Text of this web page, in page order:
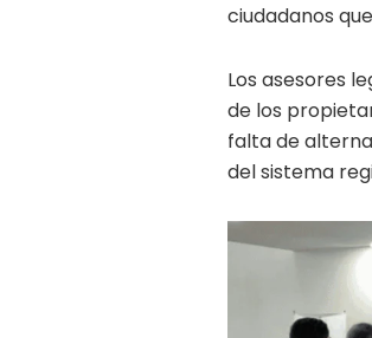
ciudadanos
Los asesores
de los
falta de
del sistema